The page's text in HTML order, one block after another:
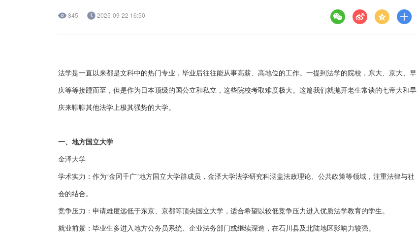
845 2025-09-22 16:50
法学是一直以来都是文科中的热门专业，毕业后往往能从事高薪、高地位的工作。一提到法学的院校，东大、京大、早
庆等等接踵而至，但是作为日本顶级的国公立和私立，这些院校考取难度极大。这篇我们就抛开老生常谈的七帝大和早
庆来聊聊其他法学上极其强势的大学。
一、地方国立大学
金泽大学
学术实力：作为“金冈千广”地方国立大学群成员，金泽大学法学研究科涵盖法政理论、公共政策等领域，注重法律与社
会的结合。
竞争压力：申请难度远低于东京、京都等顶尖国立大学，适合希望以较低竞争压力进入优质法学教育的学生。
就业前景：毕业生多进入地方公务员系统、企业法务部门或继续深造，在石川县及北陆地区影响力较强。